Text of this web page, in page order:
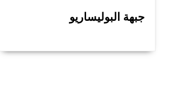
جبهة البوليساريو